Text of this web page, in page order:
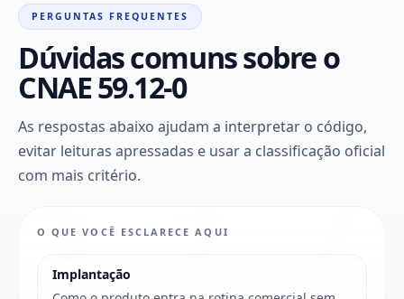
PERGUNTAS FREQUENTES
Dúvidas comuns sobre o
CNAE 59.12-0
As respostas abaixo ajudam a interpretar o código,
evitar leituras apressadas e usar a classificação oficial
com mais critério.
O QUE VOCÊ ESCLARECE AQUI
Implantação